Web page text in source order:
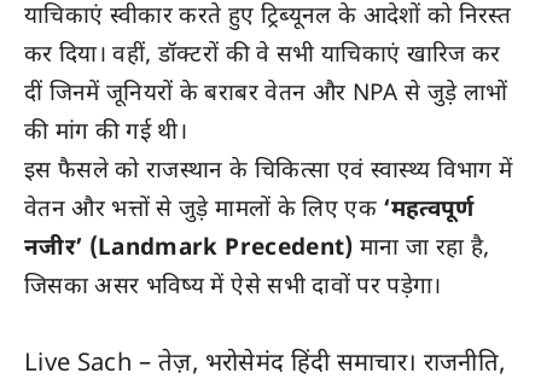
याचिकाएं स्वीकार करते हुए ट्रिब्यूनल के आदेशों को निरस्त
कर दिया। वहीं, डॉक्टरों की वे सभी याचिकाएं खारिज कर
दीं जिनमें जूनियरों के बराबर वेतन और NPA से जुड़े लाभों
की मांग की गई थी।
इस फैसले को राजस्थान के चिकित्सा एवं स्वास्थ्य विभाग में
वेतन और भत्तों से जुड़े मामलों के लिए एक ‘महत्वपूर्ण
नजीर’ (Landmark Precedent) माना जा रहा है,
जिसका असर भविष्य में ऐसे सभी दावों पर पड़ेगा।
Live Sach – तेज़, भरोसेमंद हिंदी समाचार। राजनीति,